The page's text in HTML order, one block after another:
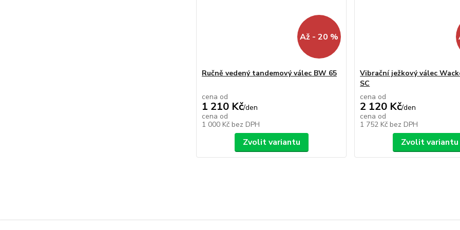
Až - 20 %
Ručně vedený tandemový válec BW 65
cena od
1 210 Kč/den
cena od
1 000 Kč bez DPH
Zvolit variantu
Vibrační ježkový válec
SC
cena od
2 120 Kč/den
cena od
1 752 Kč bez DPH
Zvolit variantu